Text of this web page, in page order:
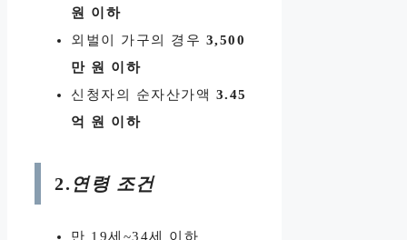
원 이하
외벌이 가구의 경우 3,500
만 원 이하
신청자의 순자산가액 3.45
억 원 이하
2. 연령 조건
만 19세~34세 이하